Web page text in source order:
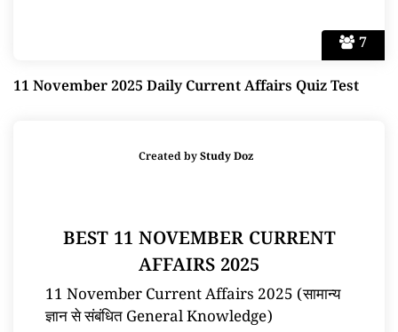
7
11 November 2025 Daily Current Affairs Quiz Test
Created byStudy Doz
BEST 11 NOVEMBER CURRENT
AFFAIRS 2025
11 November Current Affairs 2025 (सामान्य
ज्ञान से संबंधित General Knowledge)